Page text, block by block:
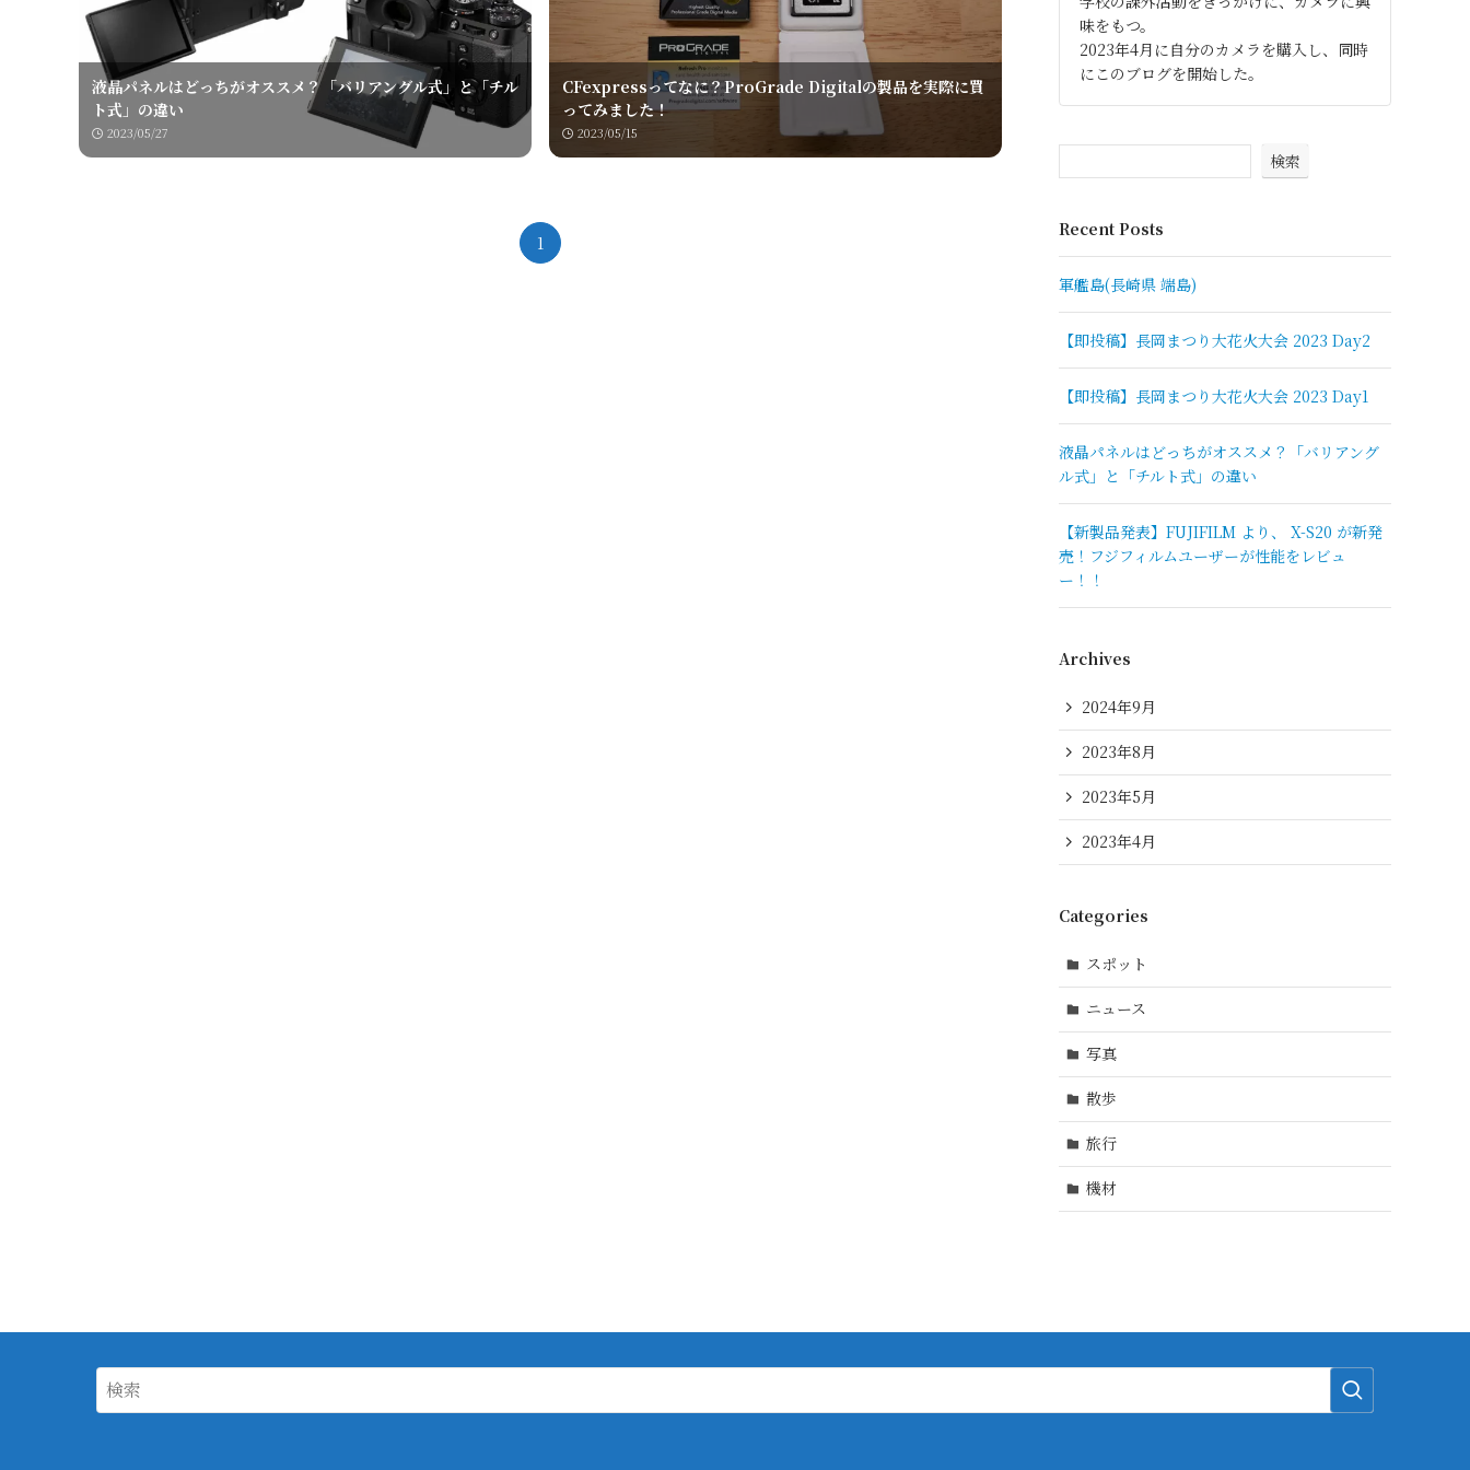
液晶パネルはどっちがオススメ？「バリアングル式」と「チル
ト式」の違い
2023/05/27
CFexpressってなに？ProGrade Digitalの製品を実際に買
ってみました！
2023/05/15
1
味をもつ。
2023年4月に自分のカメラを購入し、同時
にこのブログを開始した。
検索
Recent Posts
軍艦島(長崎県 端島)
【即投稿】長岡まつり大花火大会 2023 Day2
【即投稿】長岡まつり大花火大会 2023 Day1
液晶パネルはどっちがオススメ？「バリアング
ル式」と「チルト式」の違い
【新製品発表】FUJIFILM より、 X-S20 が新発
売！フジフィルムユーザーが性能をレビュ
ー！！
Archives
2024年9月
2023年8月
2023年5月
2023年4月
Categories
スポット
ニュース
写真
散歩
旅行
機材